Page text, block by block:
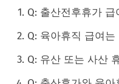
Q: 출산전후휴가
Q: 육아휴직 급여
Q: 유산 또는 사산